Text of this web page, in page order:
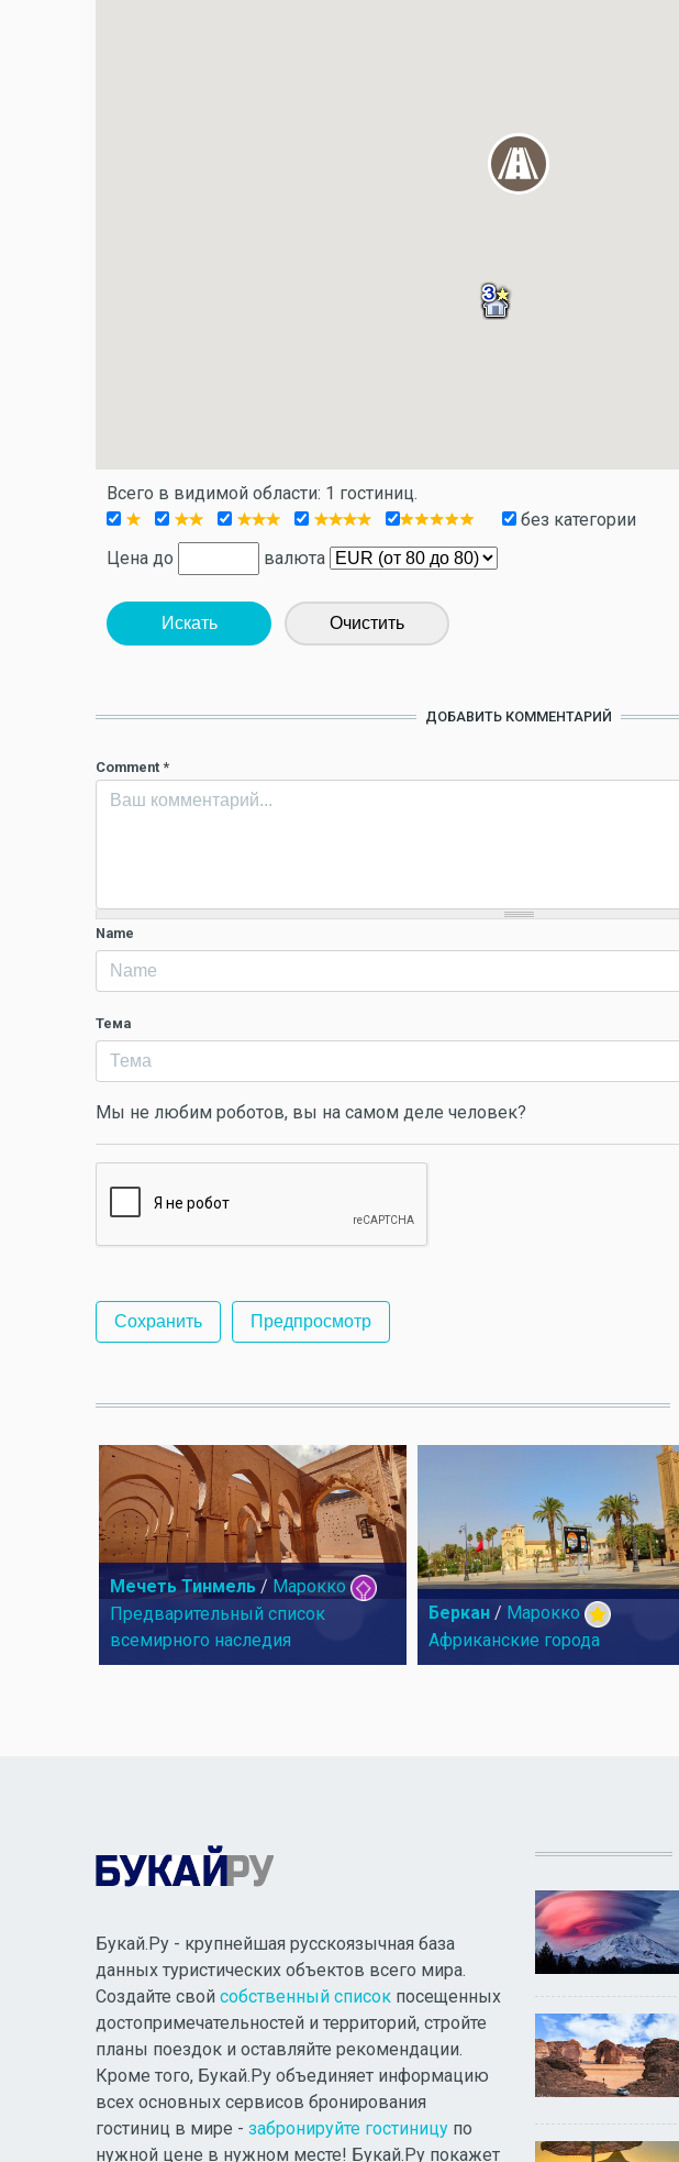
Всего в видимой области: 1 гостиниц.
без категории
Цена до
валюта
Искать Очистить
ДОБАВИТЬ КОММЕНТАРИЙ
Comment *
Name
Тема
Мы не любим роботов, вы на самом деле человек?
Мечеть Тинмель / Марокко
Предварительный список
всемирного наследия
Беркан / Марокко
Африканские города
Букай.Ру - крупнейшая русскоязычная база
данных туристических объектов всего мира.
Создайте свой собственный список посещенных
достопримечательностей и территорий, стройте
планы поездок и оставляйте рекомендации.
Кроме того, Букай.Ру объединяет информацию
всех основных сервисов бронирования
гостиниц в мире - забронируйте гостиницу по
нужной цене в нужном месте! Букай.Ру покажет